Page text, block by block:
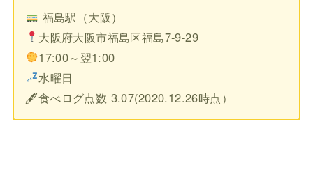
福島駅（大阪）
大阪府大阪市福島区福島7-9-29
17:00～翌1:00
水曜日
🖋食べログ点数 3.07(2020.12.26時点）